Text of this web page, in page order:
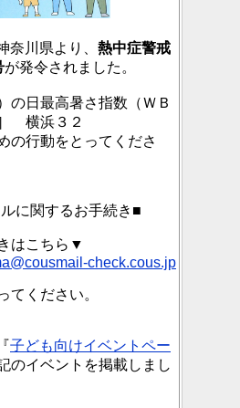
川県より、 熱中症警戒
が発令されました。
の日最高暑さ指数（ＷＢ
］ 横浜３２
の行動をとってくださ
に関するお手続き■
はこちら▼
check.cous.jp
てください。
子ども向けイベントペー
のイベントを掲載しまし